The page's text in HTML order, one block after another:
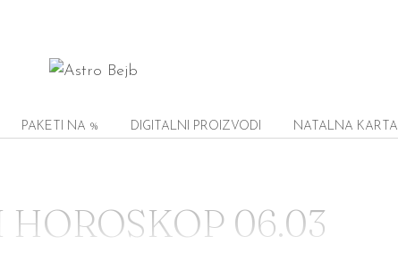
PAKETI NA % DIGITALNI PROIZVODI NATALNA KARTA
06.03